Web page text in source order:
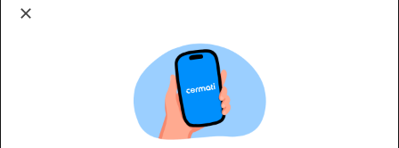
Cermati merupakan penyelenggara agregasi jasa keuangan yang terdaftar di
OJK. Oleh karena itu, produk dan/atau layanan jasa keuangan yang
ditawarkan bukan merupakan produk dan/atau layanan jasa keuangan yang
diterbitkan oleh Cermati dan Cermati tidak bertanggung jawab atas tuntutan